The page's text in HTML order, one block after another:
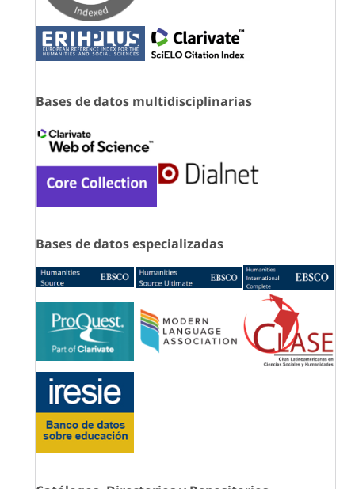
Bases de datos multidisciplinarias
Bases de datos especializadas